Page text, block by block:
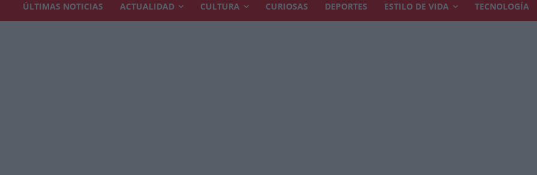
ÚLTIMAS NOTICIAS ACTUALIDAD CULTURA CURIOSAS DEPORTES ESTILO DE VIDA TECNOLOGÍA